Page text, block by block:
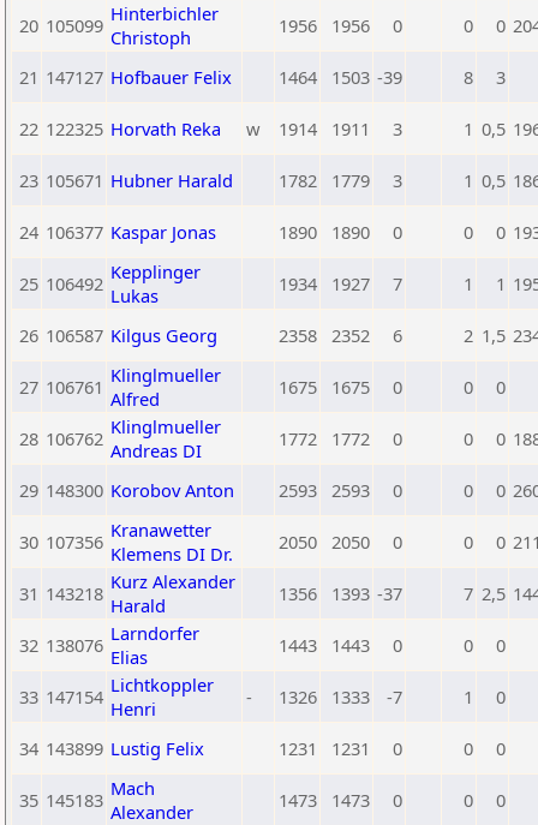
20 105099 Hinterbichler
Christoph
1956 1956 0 0 0
21 147127 Hofbauer Felix 1464 1503 -39 8 3
22 122325 Horvath Reka w 1914 1911 3 1 0,5
23 105671 Hubner Harald 1782 1779 3 1 0,5
24 106377 Kaspar Jonas 1890 1890 0 0 0
25 106492 Kepplinger
Lukas
1934 1927 7 1 1
26 106587 Kilgus Georg 2358 2352 6 2 1,5
27 106761 Klinglmueller
Alfred
1675 1675 0 0 0
28 106762 Klinglmueller
Andreas DI
1772 1772 0 0 0
29 148300 Korobov Anton 2593 2593 0 0 0
30 107356 Kranawetter
Klemens DI Dr.
2050 2050 0 0 0
31 143218 Kurz Alexander
Harald
1356 1393 -37 7 2,5
32 138076 Larndorfer
Elias
1443 1443 0 0 0
33 147154 Lichtkoppler
Henri
- 1326 1333 -7 1 0
34 143899 Lustig Felix 1231 1231 0 0 0
35 145183 Mach
Alexander
1473 1473 0 0 0